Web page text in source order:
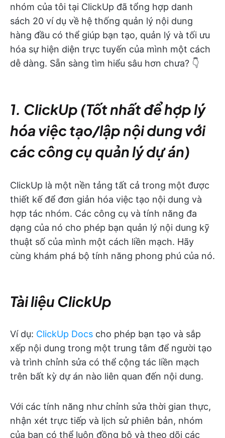
nhóm của tôi tại ClickUp đã tổng hợp danh
sách 20 ví dụ về hệ thống quản lý nội dung
hàng đầu có thể giúp bạn tạo, quản lý và tối ưu
hóa sự hiện diện trực tuyến của mình một cách
dễ dàng. Sẵn sàng tìm hiểu sâu hơn chưa? 👇
1. ClickUp (Tốt nhất để hợp lý
hóa việc tạo/lập nội dung với
các công cụ quản lý dự án)
ClickUp là một nền tảng tất cả trong một được
thiết kế để đơn giản hóa việc tạo nội dung và
hợp tác nhóm. Các công cụ và tính năng đa
dạng của nó cho phép bạn quản lý nội dung kỹ
thuật số của mình một cách liền mạch. Hãy
cùng khám phá bộ tính năng phong phú của nó.
Tài liệu ClickUp
Ví dụ: ClickUp Docs cho phép bạn tạo và sắp
xếp nội dung trong một trung tâm để người tạo
và trình chỉnh sửa có thể cộng tác liền mạch
trên bất kỳ dự án nào liên quan đến nội dung.
Với các tính năng như chỉnh sửa thời gian thực,
nhận xét trực tiếp và lịch sử phiên bản, nhóm
của bạn có thể luôn đồng bộ và theo dõi các